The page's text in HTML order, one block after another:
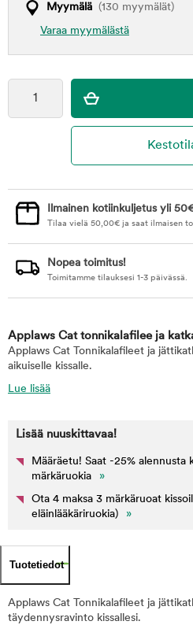
Myymälä (130 myymälät)
Varaa myymälästä
Ilmainen kotiinkuljetus yli
Tilaa vielä 50,00€ ja saat ilmaisen
Nopea toimitus!
Toimitamme tilauksesi 1-3 päivässä.
Applaws Cat tonnikalafilee ja
Applaws Cat Tonnikalafileet ja
aikuiselle kissalle.
Lue lisää
Lisää nuuskittavaa!
Määräetu! Saat -25% alennusta
märkäruokia
»
Ota 4 maksa 3 märkäruoat
eläinlääkäriruokia)
»
Tuotetiedot
Applaws Cat Tonnikalafileet ja
täydennysravinto kissallesi.